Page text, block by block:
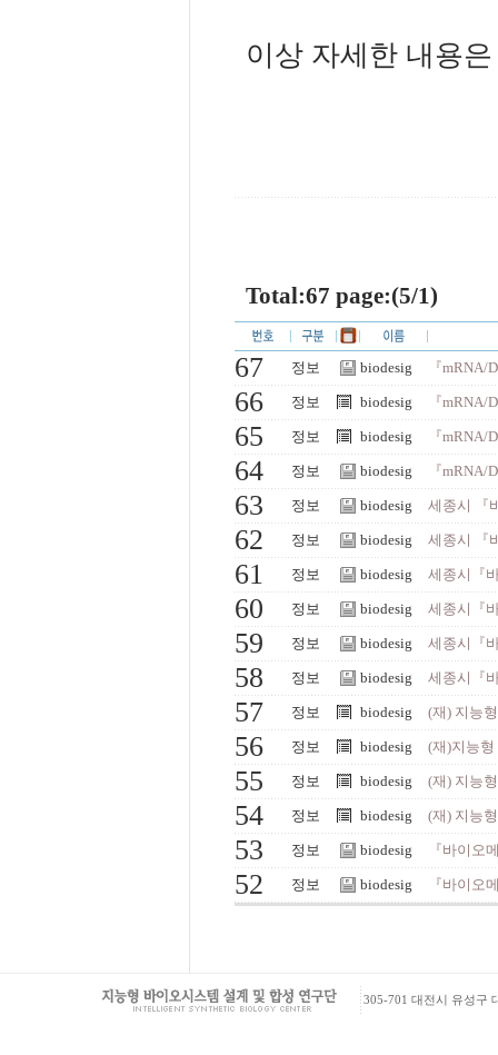
이상 자세한 내용
Total:67 page:(5/1)
67 정보 biodesig 『
66 정보 biodesig 『
65 정보 biodesig 『
64 정보 biodesig 『mRNA/
63 정보 biodesig 세종시 『
62 정보 biodesig 세종시 『
61 정보 biodesig 세종시『
60 정보 biodesig 세종시『
59 정보 biodesig 세종시『
58 정보 biodesig 세종시『
57 정보 biodesig (재) 지능
56 정보 biodesig (재)지능형
55 정보 biodesig (재) 지능
54 정보 biodesig (재) 지능
53 정보 biodesig 『바이오
52 정보 biodesig 『바이오
305-701 대전시 유성구